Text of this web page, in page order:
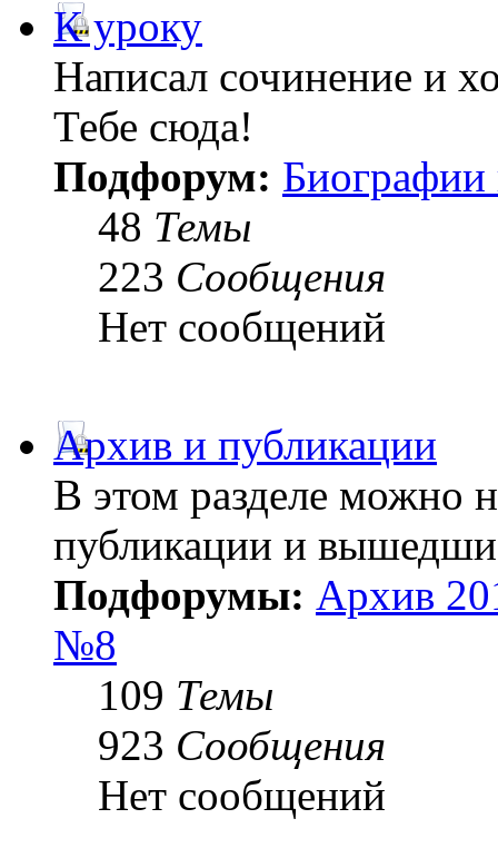
К уроку
Написал сочинение и
Тебе сюда!
Подфорум: Биографии
48 Темы
223 Сообщения
Нет сообщений
Архив и публикации
В этом разделе можно
публикации и
Подфорумы: Архив
№8
109 Темы
923 Сообщения
Нет сообщений